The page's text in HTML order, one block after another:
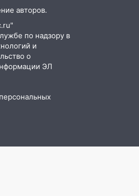
авторов.
по надзору в
и
о
ЭЛ